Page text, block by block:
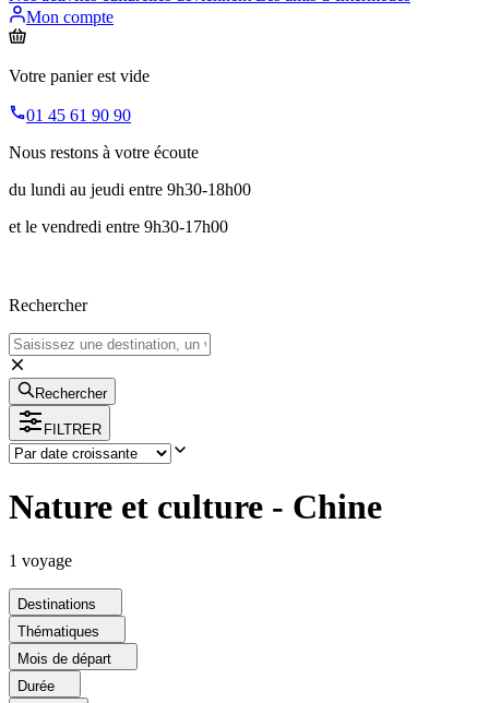
Mon compte
Votre panier est vide
01 45 61 90 90
Nous restons à votre écoute
du lundi au jeudi entre 9h30-18h00
et le vendredi entre 9h30-17h00
Rechercher
Rechercher
FILTRER
Nature et culture - Chine
1 voyage
Destinations
Thématiques
Mois de départ
Durée